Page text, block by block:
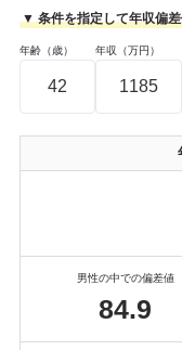
▼ 条件を指定して年収偏
年齢（歳） 年収（万円）
男性の中での偏差値
84.9